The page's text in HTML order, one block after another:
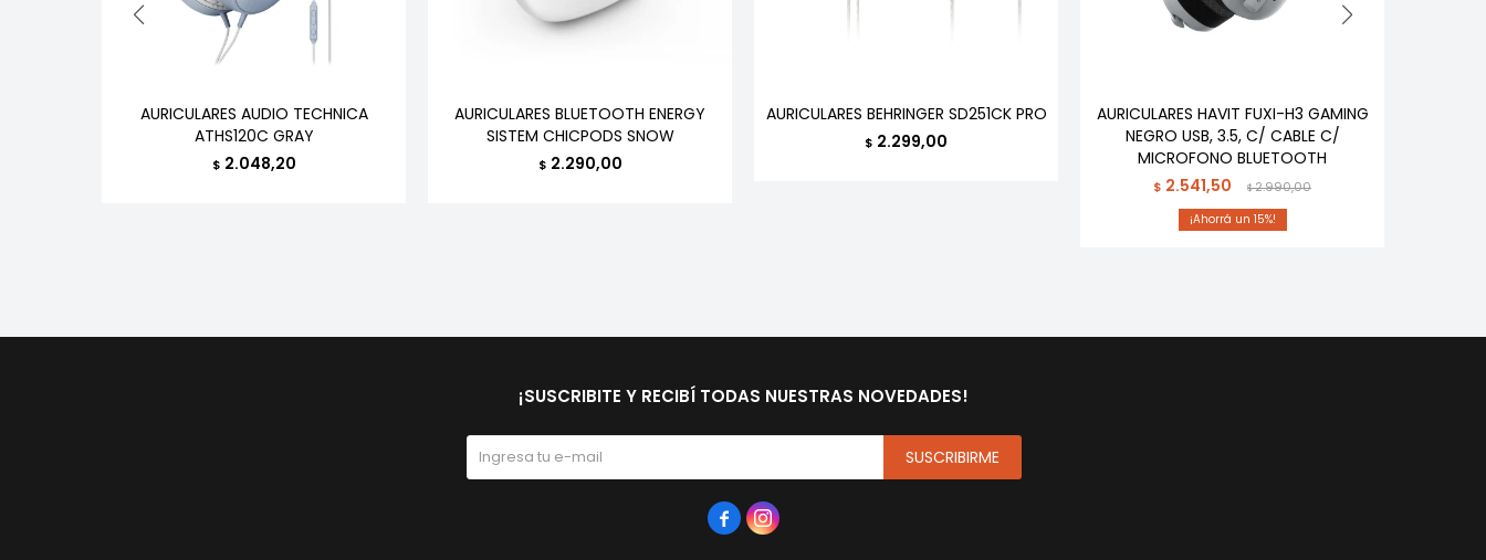
AURICULARES AUDIO TECHNICA
ATHS120C GRAY
$ 2.048,20
AURICULARES BLUETOOTH ENERGY
SISTEM CHICPODS SNOW
$ 2.290,00
AURICULARES BEHRINGER SD251CK PRO
$ 2.299,00
AURICULARES HAVIT FUXI-H3 GAMING
NEGRO USB, 3.5, C/ CABLE C/
MICROFONO BLUETOOTH
$ 2.541,50 $2.990,00
15
¡SUSCRIBITE Y RECIBÍ TODAS NUESTRAS NOVEDADES!
SUSCRIBIRME
 